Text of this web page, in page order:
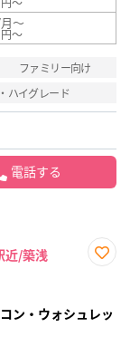
～
～
ファミリー向け
ハイグレード
電話する
近/築浅
録
ン・ウォシュレッ